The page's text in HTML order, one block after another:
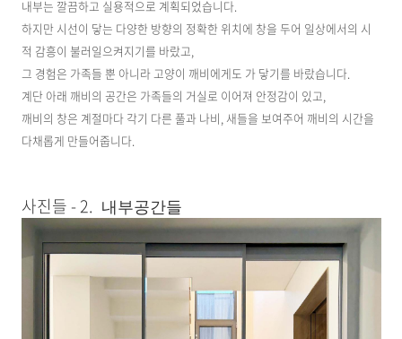
내부는 깔끔하고 실용적으로 계획되었습니다.
하지만 시선이 닿는 다양한 방향의 정확한 위치에 창을 두어 일상에서의 시
적 감흥이 불러일으켜지기를 바랐고,
그 경험은 가족들 뿐 아니라 고양이 깨비에게도 가 닿기를 바랐습니다.
계단 아래 깨비의 공간은 가족들의 거실로 이어져 안정감이 있고,
깨비의 창은 계절마다 각기 다른 풀과 나비, 새들을 보여주어 깨비의 시간을
다채롭게 만들어줍니다.
사진들 - 2. 내부공간들